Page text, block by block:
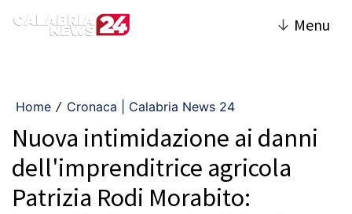
↓ Menu
Home / Cronaca | Calabria News 24
Nuova intimidazione ai danni
dell'imprenditrice agricola
Patrizia Rodi Morabito: